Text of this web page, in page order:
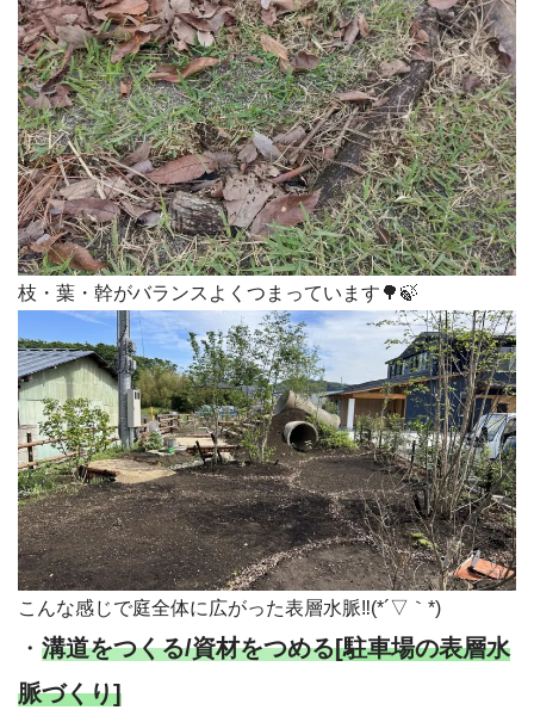
枝・葉・幹がバランスよくつまっています🌳🍃
こんな感じで庭全体に広がった表層水脈‼(*´▽｀*)
・ 溝道をつくる/資材をつめる[駐車場の表層水
脈づくり]